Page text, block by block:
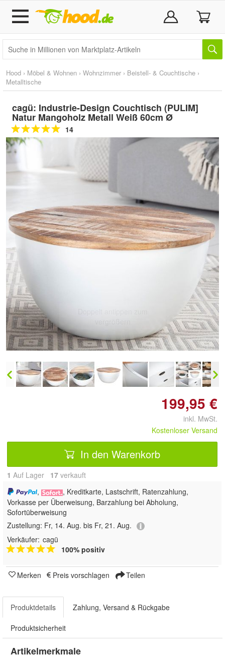
Hood › Möbel & Wohnen › Wohnzimmer › Beistell- & Couchtische ›
Metalltische
cagü: Industrie-Design Couchtisch (PULIM]
Natur Mangoholz Metall Weiß 60cm Ø
14
vergrößern
199,95 €
inkl. MwSt.
Kostenloser Versand
In den Warenkorb
1 Auf Lager 17 verkauft
,
, Kreditkarte, Lastschrift, Ratenzahlung,
Vorkasse per Überweisung, Barzahlung bei Abholung,
Sofortüberweisung
Zustellung: Fr, 14. Aug. bis Fr, 21. Aug.
Verkäufer: cagü
100% positiv
Merken Preis vorschlagen Teilen
Produktdetails Zahlung, Versand & Rückgabe
Produktsicherheit
Artikelmerkmale